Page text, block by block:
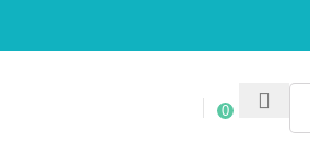
0